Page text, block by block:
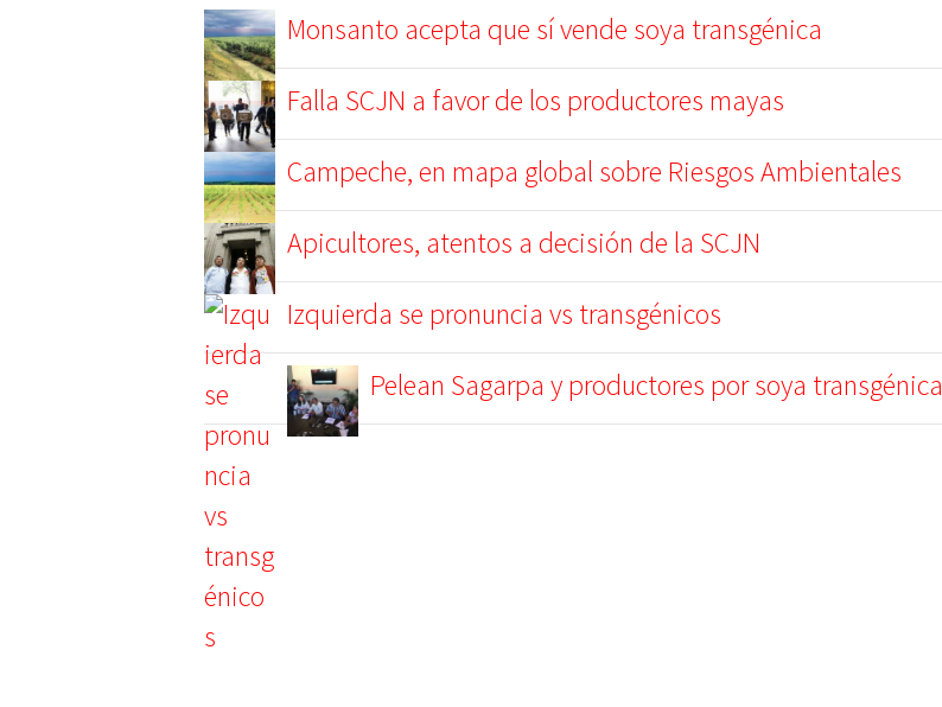
Monsanto acepta que sí vende soya transgénica
Falla SCJN a favor de los productores mayas
Campeche, en mapa global sobre Riesgos Ambientales
Apicultores, atentos a decisión de la SCJN
Izquierda se pronuncia vs transgénicos
Pelean Sagarpa y productores por soya transgénica